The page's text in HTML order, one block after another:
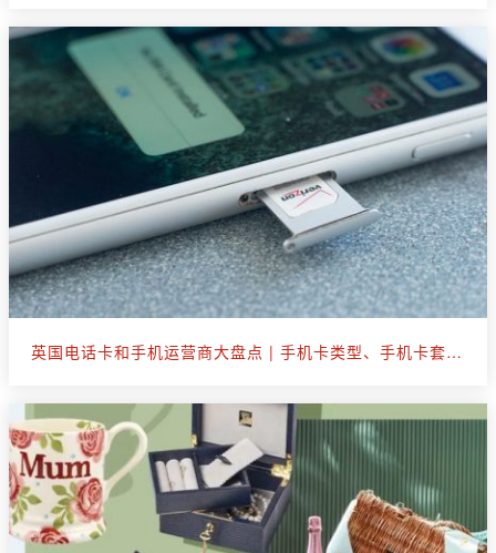
英国电话卡和手机运营商大盘点 | 手机卡类型、手机卡套餐选购